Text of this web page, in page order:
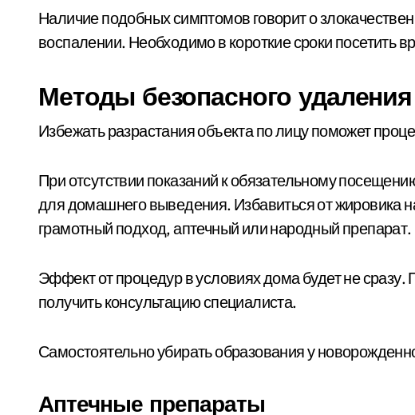
Наличие подобных симптомов говорит о
воспалении. Необходимо в короткие сроки посетить
Методы безопасного
Избежать разрастания объекта по лицу поможет
При отсутствии показаний к обязательному
для домашнего выведения. Избавиться от жировика
грамотный подход, аптечный или народный препарат.
Эффект от процедур в условиях дома будет не
получить консультацию специалиста.
Самостоятельно убирать образования у
Аптечные препараты